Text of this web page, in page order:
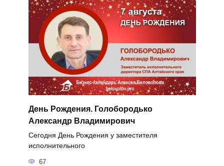
День Рождения. Голобородько
Александр Владимирович
Сегодня День Рождения у заместителя
исполнительного
67